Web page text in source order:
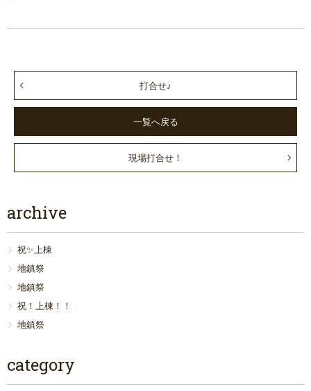
打合せ♪
一覧へ戻る
現場打合せ！
archive
祝✨上棟
地鎮祭
地鎮祭
祝！上棟！！
地鎮祭
category